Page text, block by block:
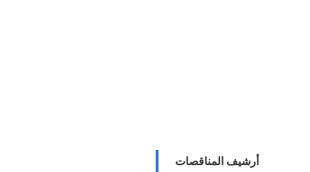
أرشيف المناقصات